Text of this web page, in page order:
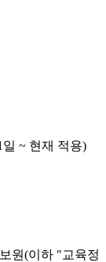
~ 현재 적용)
원(이하 "교육정